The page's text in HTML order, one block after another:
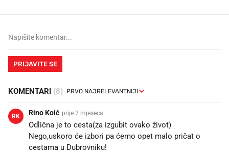
PRIJAVITE SE
KOMENTARI (8)
RK Rino Koić prije 2 mjeseca
Odlična je to cesta(za izgubit ovako život)
Nego,uskoro će izbori pa ćemo opet malo pričat o
cestama u Dubrovniku!